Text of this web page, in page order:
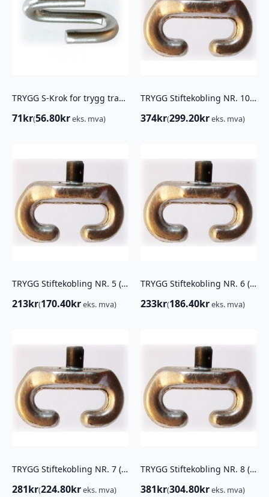
TRYGG S-Krok for trygg traktor 9,5MM ( 8MM TVERRKJETTING)
71kr(56.80kreks. mva)
TRYGG Stiftekobling NR. 10 ( 3STK)
374kr(299.20kreks. mva)
TRYGG Stiftekobling NR. 5 ( 4STK)
213kr(170.40kreks. mva)
TRYGG Stiftekobling NR. 6 ( 4STK)
233kr(186.40kreks. mva)
TRYGG Stiftekobling NR. 7 ( 4STK)
281kr(224.80kreks. mva)
TRYGG Stiftekobling NR. 8 ( 4STK)
381kr(304.80kreks. mva)